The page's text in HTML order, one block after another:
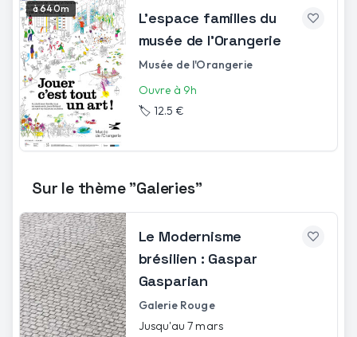
à 640m
L’espace familles du
musée de l’Orangerie
Musée de l'Orangerie
Ouvre à 9h
🏷️ 12.5 €
Sur le thème "Galeries"
Le Modernisme
brésilien : Gaspar
Gasparian
Galerie Rouge
Jusqu'au 7 mars